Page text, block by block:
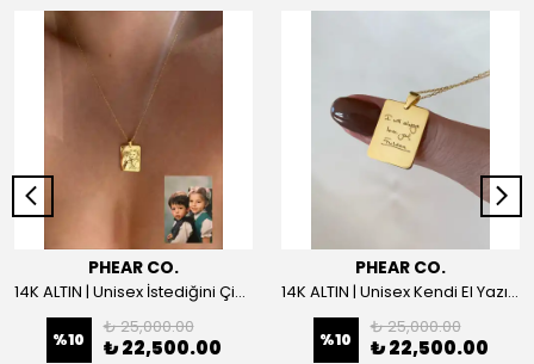
PHEAR CO.
14K ALTIN | Unisex İstediğini Çizdir Kolye
%10
₺ 25,000.00
₺ 22,500.00
PHEAR CO.
14K ALTIN | Unisex Kendi El Yazın ile İstediğini Yazdır Plaka Kolye
%10
₺ 25,000.00
₺ 22,500.00